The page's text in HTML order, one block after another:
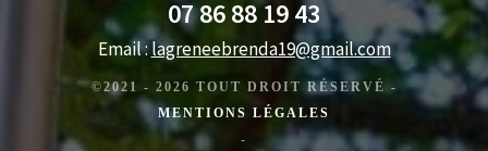
07 86 88 19 43
Email :lagreneebrenda19@gmail.com
©2021 - 2026 TOUT DROIT RÉSERVÉ -
MENTIONS LÉGALES
-